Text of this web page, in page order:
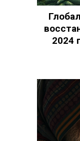
2024